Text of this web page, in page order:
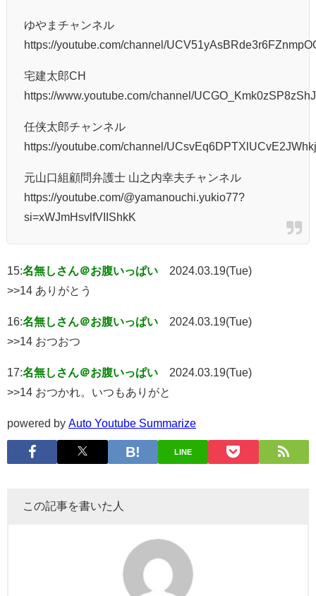
ゆやまチャンネル
https://youtube.com/channel/
宅建太郎CH
https://www.youtube.com/channel/
任侠太郎チャンネル
https://youtube.com/channel/
元山口組顧問弁護士 山之内幸夫チャンネル
https://youtube.com/@yamanouchi.yukio77?
si=xWJmHsvlfVIIShkK
15:名無しさん＠お腹いっぱい
2024.03.19(Tue)
>>14 ありがとう
16:名無しさん＠お腹いっぱい
2024.03.19(Tue)
>>14 おつおつ
17:名無しさん＠お腹いっぱい
2024.03.19(Tue)
>>14 おつかれ。いつもありがと
powered by Auto Youtube Summarize
LINE
この記事を書いた人